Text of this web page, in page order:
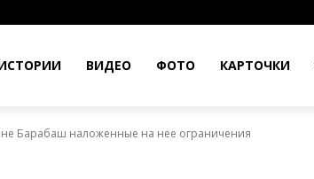
ВИДЕО ФОТО КАРТОЧКИ
Барабаш наложенные на нее ограничения